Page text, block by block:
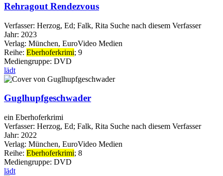
Rehragout Rendezvous
Verfasser: Herzog, Ed; Falk, Rita Suche nach diesem Verfasser
Jahr: 2023
Verlag: München, EuroVideo Medien
Reihe: Eberhoferkrimi; 9
Mediengruppe: DVD
lädt
Guglhupfgeschwader
ein Eberhoferkrimi
Verfasser: Herzog, Ed; Falk, Rita Suche nach diesem Verfasser
Jahr: 2022
Verlag: München, EuroVideo Medien
Reihe: Eberhoferkrimi; 8
Mediengruppe: DVD
lädt